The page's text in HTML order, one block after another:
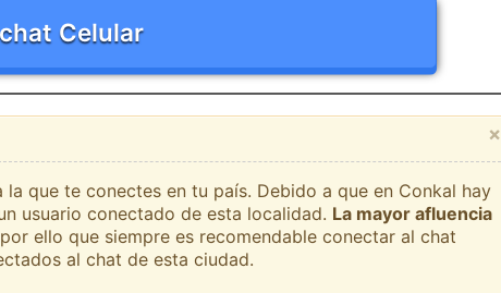
Celular
×
que te conectes en tu país. Debido a que en Conkal hay
usuario conectado de esta localidad. La mayor afluencia
ello que siempre es recomendable conectar al chat
al chat de esta ciudad.